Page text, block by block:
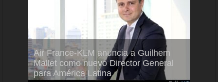
Air France-KLM anuncia a Guilhem
Mallet como nuevo Director General
para América Latina